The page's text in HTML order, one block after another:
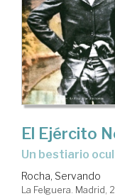
El Ejército
un bestiario
Rocha, Servando
La Felguera. Madrid,